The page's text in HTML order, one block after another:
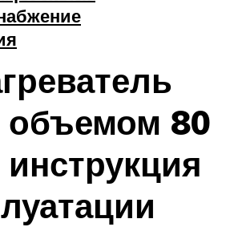
80